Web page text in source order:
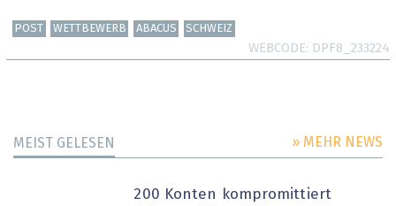
POST WETTBEWERB ABACUS SCHWEIZ
WEBCODE DPF8_233224
MEIST GELESEN » MEHR NEWS
200 Konten kompromittiert